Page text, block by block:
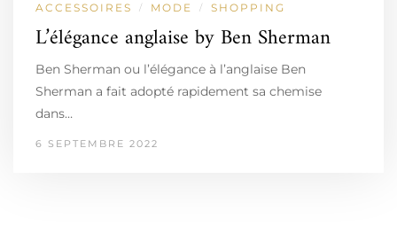
ACCESSOIRES / MODE / SHOPPING
L’élégance anglaise by Ben Sherman
Ben Sherman ou l’élégance à l’anglaise Ben
Sherman a fait adopté rapidement sa chemise
dans…
6 SEPTEMBRE 2022